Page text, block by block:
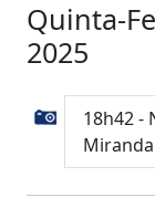
Quinta-
2025
18h42 -